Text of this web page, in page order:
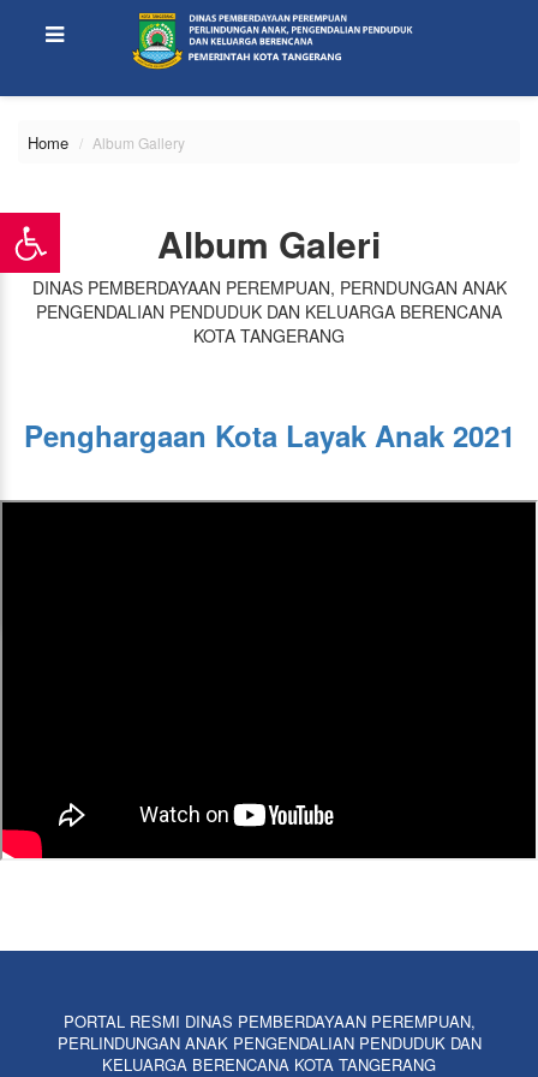
Home Album Gallery
Album Galeri
DINAS PEMBERDAYAAN PEREMPUAN, PERNDUNGAN ANAK
PENGENDALIAN PENDUDUK DAN KELUARGA BERENCANA
KOTA TANGERANG
Penghargaan Kota Layak Anak 2021
PORTAL RESMI DINAS PEMBERDAYAAN PEREMPUAN,
PERLINDUNGAN ANAK PENGENDALIAN PENDUDUK DAN
KELUARGA BERENCANA KOTA TANGERANG